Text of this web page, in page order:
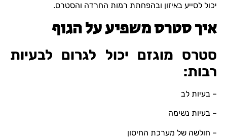
יכול לסייע באיזון ובהפחתת רמות החרדה והסטרס.
איך סטרס משפיע על הגוף
סטרס מוגזם יכול לגרום לבעיות
רבות:
– בעיות לב
– בעיות נשימה
– חולשה של מערכת החיסון